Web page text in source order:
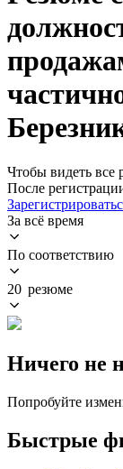
Чтобы видеть все
После
За всё время
По соответствию
20 резюме
Ничего не
Попробуйте
Быстрые